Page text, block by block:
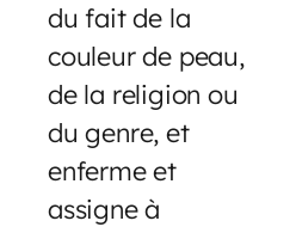
du fait de la
couleur de peau,
de la religion ou
du genre, et
enferme et
assigne à